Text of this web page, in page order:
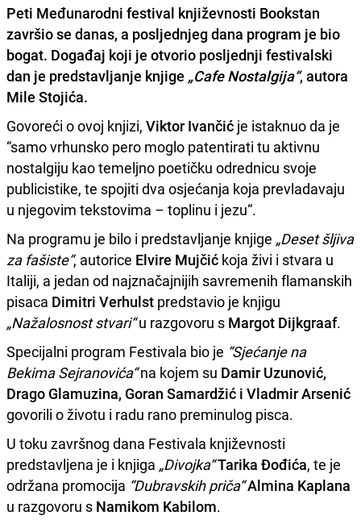
Peti Međunarodni festival književnosti Bookstan
završio se danas, a posljednjeg dana program je bio
bogat. Događaj koji je otvorio posljednji festivalski
dan je predstavljanje knjige „Cafe Nostalgija“, autora
Mile Stojića.
Govoreći o ovoj knjizi, Viktor Ivančić je istaknuo da je
“samo vrhunsko pero moglo patentirati tu aktivnu
nostalgiju kao temeljno poetičku odrednicu svoje
publicistike, te spojiti dva osjećanja koja prevladavaju
u njegovim tekstovima – toplinu i jezu“.
Na programu je bilo i predstavljanje knjige „Deset šljiva
za fašiste“, autorice Elvire Mujčić koja živi i stvara u
Italiji, a jedan od najznačajnijih savremenih flamanskih
pisaca Dimitri Verhulst predstavio je knjigu
„Nažalosnost stvari“u razgovoru s Margot Dijkgraaf.
Specijalni program Festivala bio je “Sjećanje na
Bekima Sejranovića“na kojem su Damir Uzunović,
Drago Glamuzina, Goran Samardžić i Vladmir Arsenić
govorili o životu i radu rano preminulog pisca.
U toku završnog dana Festivala književnosti
predstavljena je i knjiga „Divojka“Tarika Đođića, te je
održana promocija “Dubravskih priča“Almina Kaplana
u razgovoru s Namikom Kabilom.